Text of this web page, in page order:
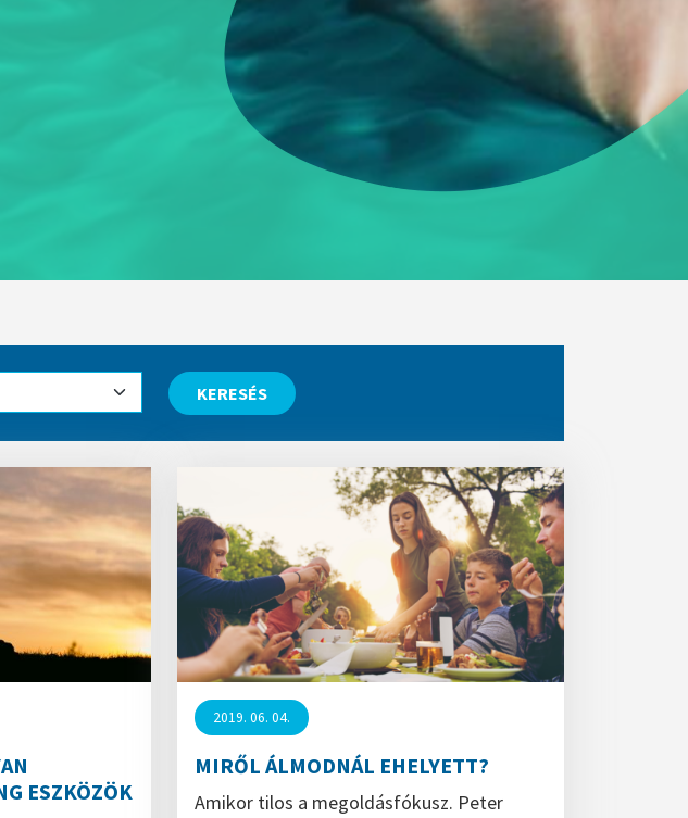
KERESÉS
ESZKÖZÖK
2019. 06. 04.
MIRŐL ÁLMODNÁL EHELYETT?
Amikor tilos a megoldásfókusz. Peter